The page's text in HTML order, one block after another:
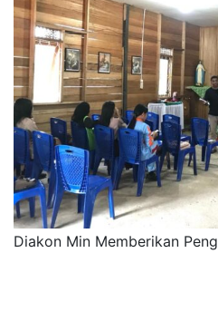
Diakon Min Memberikan